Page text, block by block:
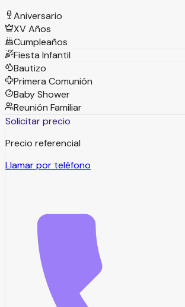
Aniversario
XV Años
Cumpleaños
Fiesta Infantil
Bautizo
Primera Comunión
Baby Shower
Reunión Familiar
Solicitar precio
Precio referencial
Llamar por teléfono